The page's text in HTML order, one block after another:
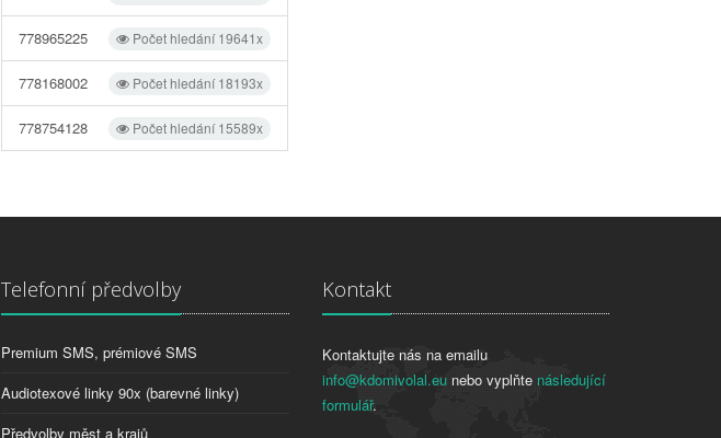
Počet hledání 19641x
778965225
Počet hledání 18193x
778168002
Počet hledání 15589x
778754128
Telefonní předvolby
Premium SMS, prémiové SMS
Audiotexové linky 90x (barevné linky)
Předvolby měst a krajů
Kontakt
Kontaktujte nás na emailu
info@kdomivolal.eunebo vyplňte následující
formulář.